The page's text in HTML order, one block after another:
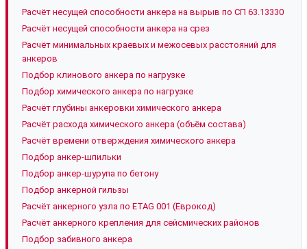
Расчёт несущей способности анкера на вырыв по СП 63.13330
Расчёт несущей способности анкера на срез
Расчёт минимальных краевых и межосевых расстояний для
анкеров
Подбор клинового анкера по нагрузке
Подбор химического анкера по нагрузке
Расчёт глубины анкеровки химического анкера
Расчёт расхода химического анкера (объём состава)
Расчёт времени отверждения химического анкера
Подбор анкер-шпильки
Подбор анкер-шурупа по бетону
Подбор анкерной гильзы
Расчёт анкерного узла по ETAG 001 (Еврокод)
Расчёт анкерного крепления для сейсмических районов
Подбор забивного анкера